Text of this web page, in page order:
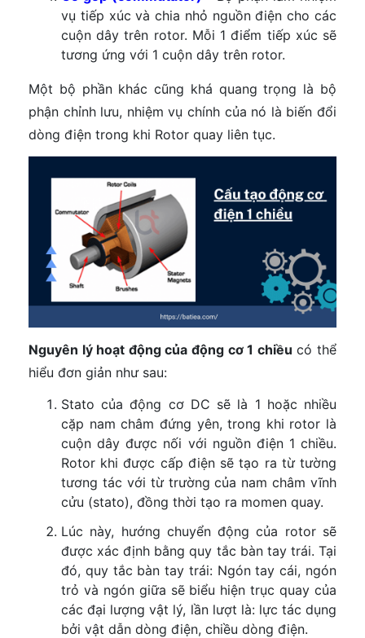
vụ tiếp xúc và chia nhỏ nguồn điện cho các
cuộn dây trên rotor. Mỗi 1 điểm tiếp xúc sẽ
tương ứng với 1 cuộn dây trên rotor.
Một bộ phần khác cũng khá quang trọng là bộ
phận chỉnh lưu, nhiệm vụ chính của nó là biến đổi
dòng điện trong khi Rotor quay liên tục.
Nguyên lý hoạt động của động cơ 1 chiều có thể
hiểu đơn giản như sau:
Stato của động cơ DC sẽ là 1 hoặc nhiều
cặp nam châm đứng yên, trong khi rotor là
cuộn dây được nối với nguồn điện 1 chiều.
Rotor khi được cấp điện sẽ tạo ra từ tường
tương tác với từ trường của nam châm vĩnh
cửu (stato), đồng thời tạo ra momen quay.
Lúc này, hướng chuyển động của rotor sẽ
được xác định bằng quy tắc bàn tay trái. Tại
đó, quy tắc bàn tay trái: Ngón tay cái, ngón
trỏ và ngón giữa sẽ biểu hiện trục quay của
các đại lượng vật lý, lần lượt là: lực tác dụng
bởi vật dẫn dòng điện, chiều dòng điện.